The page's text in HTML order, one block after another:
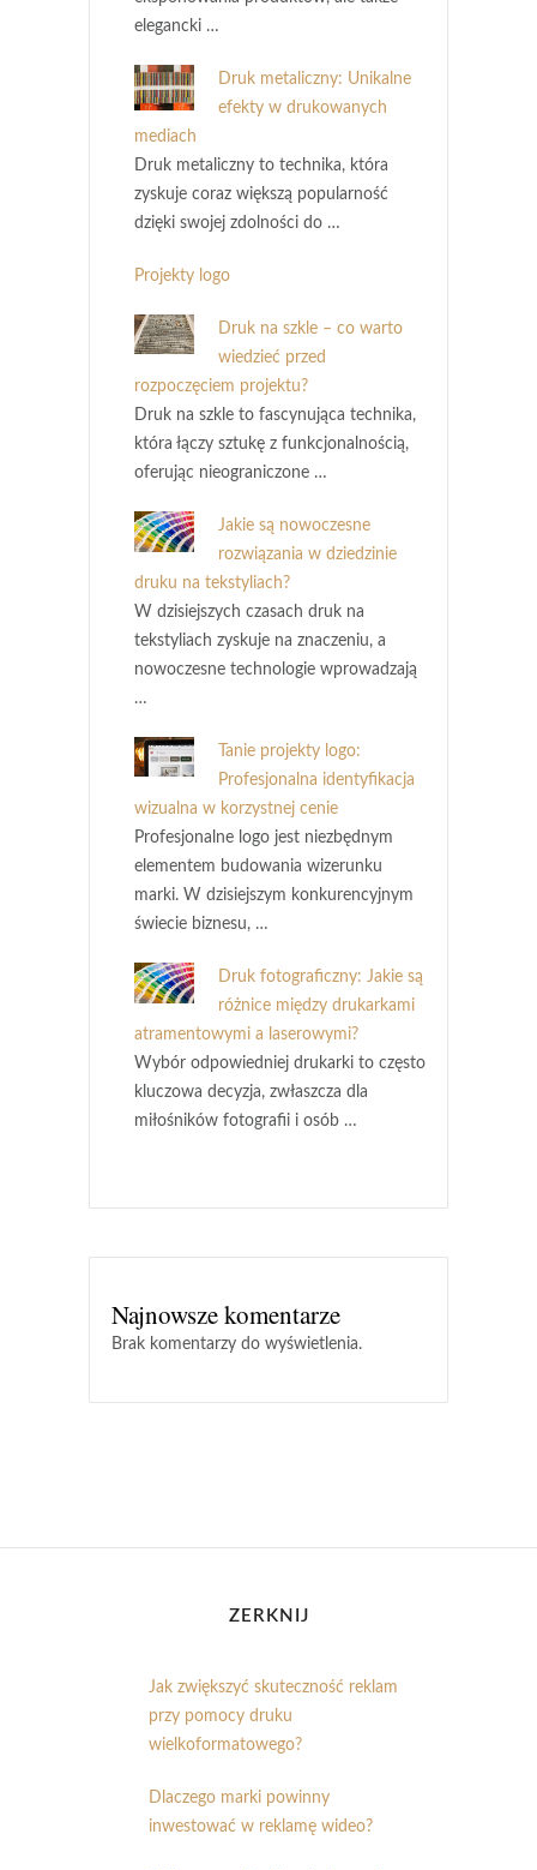
elegancki …
Druk metaliczny: Unikalne
efekty w drukowanych
mediach
Druk metaliczny to technika, która
zyskuje coraz większą popularność
dzięki swojej zdolności do …
Projekty logo
Druk na szkle – co warto
wiedzieć przed
rozpoczęciem projektu?
Druk na szkle to fascynująca technika,
która łączy sztukę z funkcjonalnością,
oferując nieograniczone …
Jakie są nowoczesne
rozwiązania w dziedzinie
druku na tekstyliach?
W dzisiejszych czasach druk na
tekstyliach zyskuje na znaczeniu, a
nowoczesne technologie wprowadzają
…
Tanie projekty logo:
Profesjonalna identyfikacja
wizualna w korzystnej cenie
Profesjonalne logo jest niezbędnym
elementem budowania wizerunku
marki. W dzisiejszym konkurencyjnym
świecie biznesu, …
Druk fotograficzny: Jakie są
różnice między drukarkami
atramentowymi a laserowymi?
Wybór odpowiedniej drukarki to często
kluczowa decyzja, zwłaszcza dla
miłośników fotografii i osób …
Najnowsze komentarze
Brak komentarzy do wyświetlenia.
ZERKNIJ
Jak zwiększyć skuteczność reklam
przy pomocy druku
wielkoformatowego?
Dlaczego marki powinny
inwestować w reklamę wideo?